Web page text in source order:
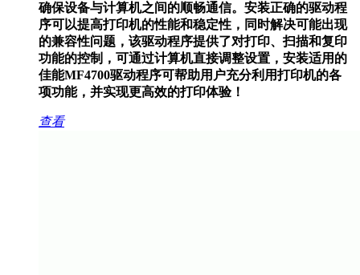
确保设备与计算机之间的顺畅通信。安装正确的驱动程
序可以提高打印机的性能和稳定性，同时解决可能出现
的兼容性问题，该驱动程序提供了对打印、扫描和复印
功能的控制，可通过计算机直接调整设置，安装适用的
佳能MF4700驱动程序可帮助用户充分利用打印机的各
项功能，并实现更高效的打印体验！
查看